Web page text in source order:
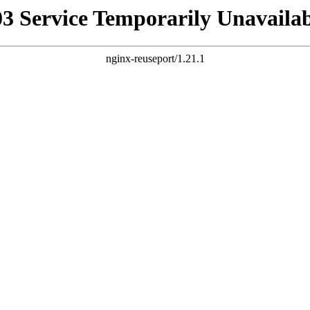
Service Temporarily
nginx-reuseport/1.21.1